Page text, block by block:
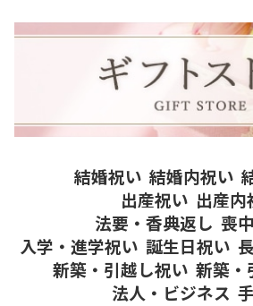
結婚祝い 結婚内祝い
出産祝い 出産内
法要・香典返し 喪
入学・進学祝い 誕生日祝い
新築・引越し祝い 新築・
法人・ビジネス